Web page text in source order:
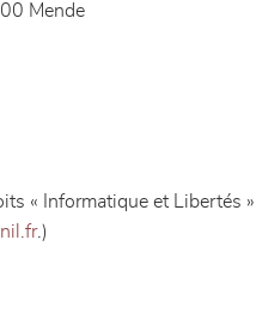
Mende
« Informatique et
.)